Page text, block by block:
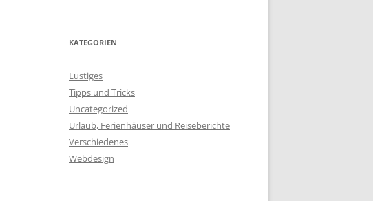
KATEGORIEN
Lustiges
Tipps und Tricks
Uncategorized
Urlaub, Ferienhäuser und Reiseberichte
Verschiedenes
Webdesign